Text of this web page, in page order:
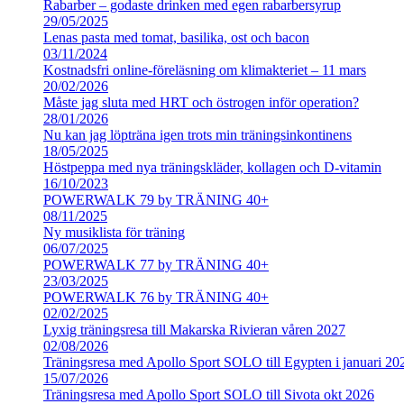
Rabarber – godaste drinken med egen rabarbersyrup
29/05/2025
Lenas pasta med tomat, basilika, ost och bacon
03/11/2024
Kostnadsfri online-föreläsning om klimakteriet – 11 mars
20/02/2026
Måste jag sluta med HRT och östrogen inför operation?
28/01/2026
Nu kan jag löpträna igen trots min träningsinkontinens
18/05/2025
Höstpeppa med nya träningskläder, kollagen och D-vitamin
16/10/2023
POWERWALK 79 by TRÄNING 40+
08/11/2025
Ny musiklista för träning
06/07/2025
POWERWALK 77 by TRÄNING 40+
23/03/2025
POWERWALK 76 by TRÄNING 40+
02/02/2025
Lyxig träningsresa till Makarska Rivieran våren 2027
02/08/2026
Träningsresa med Apollo Sport SOLO till Egypten i januari
15/07/2026
Träningsresa med Apollo Sport SOLO till Sivota okt 2026